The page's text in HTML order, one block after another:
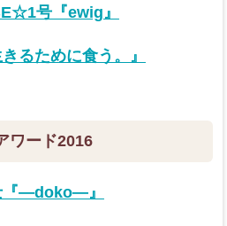
号『ewig』
るために食う。』
ワード2016
―doko―』